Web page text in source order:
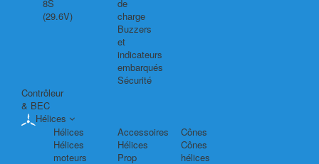
8S
(29.6V)
de
charge
Buzzers
et
indicateurs
embarqués
Sécurité
Contrôleur
& BEC
Hélices
Hélices
Hélices
moteurs
Accessoires
Hélices
Prop
Cônes
Cônes
hélices